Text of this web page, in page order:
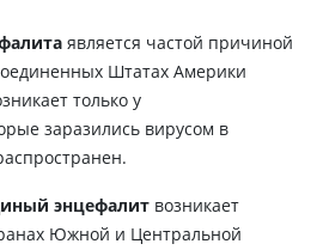
является частой причиной
Штатах Америки
только у
заразились вирусом в
энцефалит возникает
Южной и Центральной